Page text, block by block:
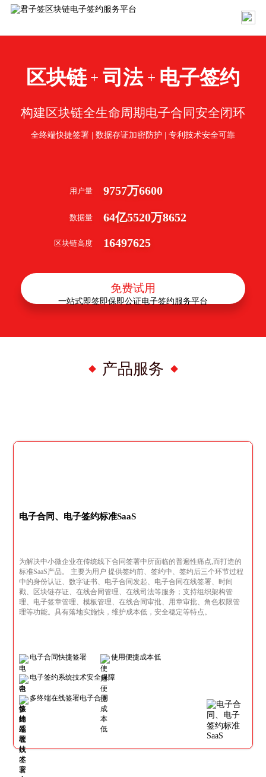
区块链 + 司法 + 电子签约
构建区块链全生命周期电子合同安全闭环
全终端快捷签署 | 数据存证加密防护 | 专利技术安全可靠
用户量 9757万6600
数据量 64亿5520万8652
区块链高度 16497625
免费试用
产品服务
一站式即签即保即公证电子签约服务平台
电子合同、电子签约标准SaaS
为解决中小微企业在传统线下合同签署中所面临的普遍性痛点,而打造的
标准SaaS产品。 主要为用户 提供签约前、签约中、签约后三个环节过程
中的身份认证、数字证书、电子合同发起、电子合同在线签署、时间
戳、区块链存证、在线合同管理、在线司法等服务；支持组织架构管
理、电子签章管理、模板管理、在线合同审批、用章审批、角色权限管
理等功能。具有落地实施快，维护成本低，安全稳定等特点。
电子合同快捷签署 使用便捷成本低
电子签约系统技术安全保障
多终端在线签署电子合同